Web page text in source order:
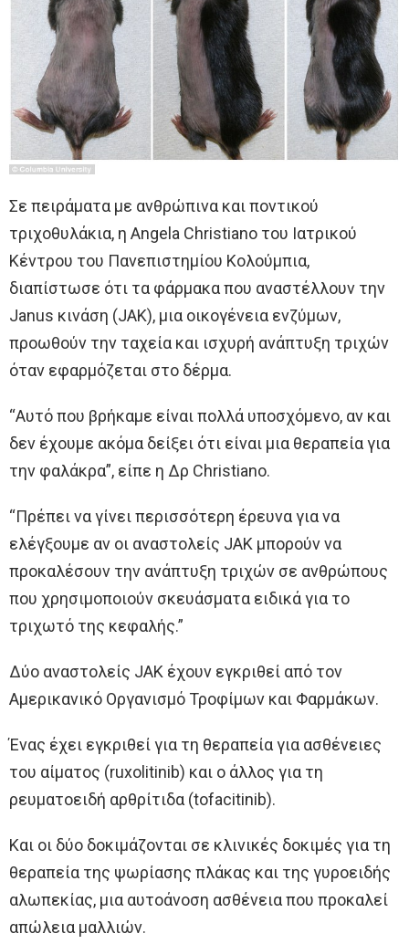
Σε πειράματα με ανθρώπινα και ποντικού
τριχοθυλάκια, η Angela Christiano του Ιατρικού
Κέντρου του Πανεπιστημίου Κολούμπια,
διαπίστωσε ότι τα φάρμακα που αναστέλλουν την
Janus κινάση (JAK), μια οικογένεια ενζύμων,
προωθούν την ταχεία και ισχυρή ανάπτυξη τριχών
όταν εφαρμόζεται στο δέρμα.
“Αυτό που βρήκαμε είναι πολλά υποσχόμενο, αν και
δεν έχουμε ακόμα δείξει ότι είναι μια θεραπεία για
την φαλάκρα”, είπε η Δρ Christiano.
“Πρέπει να γίνει περισσότερη έρευνα για να
ελέγξουμε αν οι αναστολείς JAK μπορούν να
προκαλέσουν την ανάπτυξη τριχών σε ανθρώπους
που χρησιμοποιούν σκευάσματα ειδικά για το
τριχωτό της κεφαλής.”
Δύο αναστολείς JAK έχουν εγκριθεί από τον
Αμερικανικό Οργανισμό Τροφίμων και Φαρμάκων.
Ένας έχει εγκριθεί για τη θεραπεία για ασθένειες
του αίματος (ruxolitinib) και ο άλλος για τη
ρευματοειδή αρθρίτιδα (tofacitinib).
Και οι δύο δοκιμάζονται σε κλινικές δοκιμές για τη
θεραπεία της ψωρίασης πλάκας και της γυροειδής
αλωπεκίας, μια αυτοάνοση ασθένεια που προκαλεί
απώλεια μαλλιών.